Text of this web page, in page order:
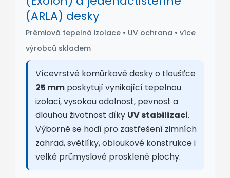
(ARLA) desky
Prémiová tepelná izolace • UV ochrana • více
výrobců skladem
Vícevrstvé komůrkové desky o tloušťce
25 mm poskytují vynikající tepelnou
izolaci, vysokou odolnost, pevnost a
dlouhou životnost díky UV stabilizaci.
Výborně se hodí pro zastřešení zimních
zahrad, světlíky, obloukové konstrukce i
velké průmyslové prosklené plochy.